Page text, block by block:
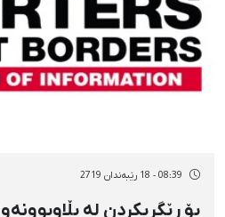
08:39 - 18 رێبەندان 2719
بۆ ڕێگریکردن لە